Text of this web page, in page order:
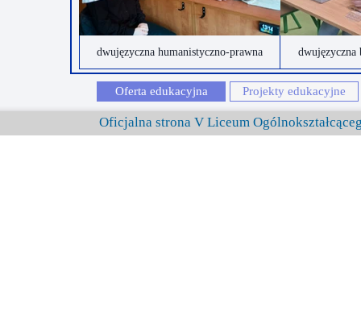
dwujęzyczna
dwujęzyczna humanistyczno-prawna
Projekty edukacyjne
Oferta edukacyjna
Oficjalna strona V Liceum